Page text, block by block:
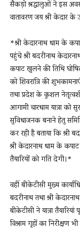
सैकड़ो श्रद्धालुओं ने इस
वातावरण जय श्री केदार
*श्री केदारनाथ धाम के
पहुंचे श्री बदरीनाथ
कपाट खुलने की तिथि
को शिवरात्रि की
तथा प्रदेश के कुशल
आगामी चारधाम यात्रा
सुविधाजनक बनाने हेतु
कर रही है बताया कि
श्री केदारनाथ धाम के कपाट
तैयारियों को गति देगी।*
वहीं बीकेटीसी मुख्य
बदरीनाथ तथा श्री
बीकेटीसी ने यात्रा
विश्राम गृहों का निरीक्षण